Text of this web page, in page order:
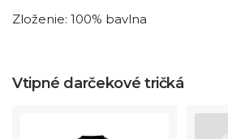
Zloženie: 100% bavlna
Vtipné darčekové tričká